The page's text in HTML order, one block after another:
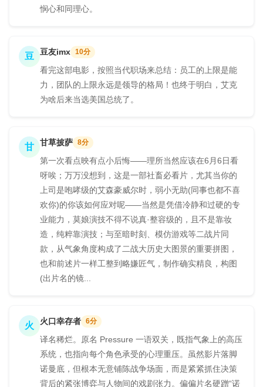
悯心和同理心。
豆 豆友imx 10分
看完这部电影，按照当代职场来总结：员工的上限是能
力，团队的上限永远是领导的格局！也终于明白，艾克
为啥后来当选美国总统了。
甘 甘草披萨 8分
第一次看点映有点小后悔——理所当然应该在6月6日看
呀唉；万万没想到，这是一部社畜必看片，尤其当你的
上司是咆哮级的艾森豪威尔时，弱小无助(同事也都不喜
欢你)的你该如何应对呢——当然是凭借冷静和过硬的专
业能力，莫娘演技不得不说真·整容级的，且不是靠妆
造，纯粹靠演技；与至暗时刻、模仿游戏等二战片同
款，从气象角度构成了二战大历史大图景的重要拼图，
也和前述片一样工整到略嫌匠气，制作确实精良，构图
(出片名的镜...
火 火口幸存者 6分
译名稀烂。原名 Pressure 一语双关，既指气象上的高压
系统，也指向每个角色承受的心理重压。虽然影片落脚
诺曼底，但根本无意铺陈战争场面，而是紧紧抓住决策
背后的紧张博弈与人物间的戏剧张力。偏偏片名硬蹭“诺